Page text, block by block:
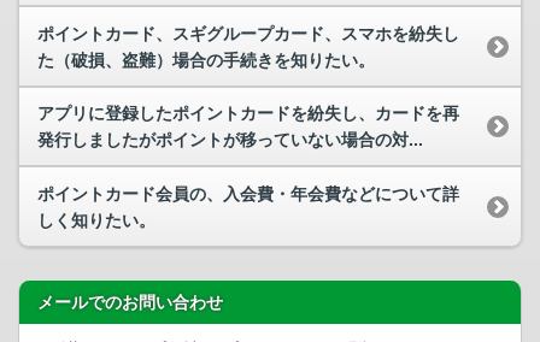
ポイントカード、スギグループカード、スマホを紛失し
た（破損、盗難）場合の手続きを知りたい。
アプリに登録したポイントカードを紛失し、カードを再
発行しましたがポイントが移っていない場合の対...
ポイントカード会員の、入会費・年会費などについて詳
しく知りたい。
メールでのお問い合わせ